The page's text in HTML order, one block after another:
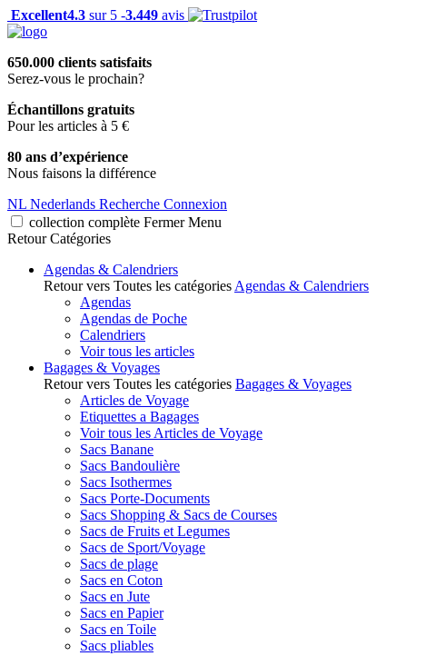
Excellent4.3 sur 5 -3.449 avis
650.000 clients satisfaits
Serez-vous le prochain?
Échantillons gratuits
Pour les articles à 5 €
80 ans d’expérience
Nous faisons la différence
NL Nederlands Recherche Connexion
collection complète Fermer Menu
Retour Catégories
Agendas & Calendriers
Retour vers Toutes les catégories Agendas & Calendriers
Agendas
Agendas de Poche
Calendriers
Voir tous les articles
Bagages & Voyages
Retour vers Toutes les catégories Bagages & Voyages
Articles de Voyage
Etiquettes a Bagages
Voir tous les Articles de Voyage
Sacs Banane
Sacs Bandoulière
Sacs Isothermes
Sacs Porte-Documents
Sacs Shopping & Sacs de Courses
Sacs de Fruits et Legumes
Sacs de Sport/Voyage
Sacs de plage
Sacs en Coton
Sacs en Jute
Sacs en Papier
Sacs en Toile
Sacs pliables